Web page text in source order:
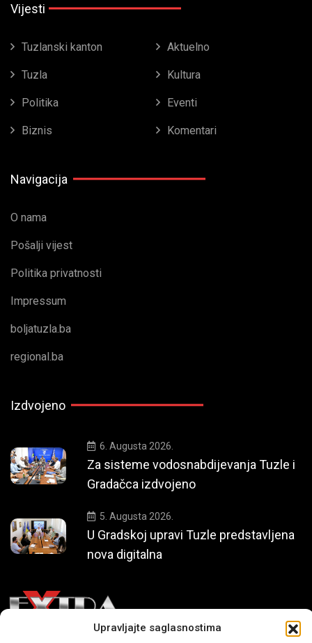
Upravljajte saglasnostima
Vijesti
Tuzlanski kanton Aktuelno
Tuzla Kultura
Politika Eventi
Biznis Komentari
Navigacija
O nama
Pošalji vijest
Politika privatnosti
Impressum
boljatuzla.ba
regional.ba
Izdvojeno
6. Augusta 2026.
Za sisteme vodosnabdijevanja Tuzle i
Gradačca izdvojeno
5. Augusta 2026.
U Gradskoj upravi Tuzle predstavljena
nova digitalna